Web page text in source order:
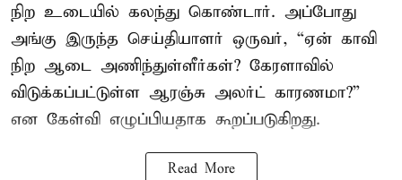
நிற உடையில் கலந்து கொண்டார். அப்போது
அங்கு இருந்த செய்தியாளர் ஒருவர், “ஏன் காவி
நிற ஆடை அணிந்துள்ளீர்கள்? கேரளாவில்
விடுக்கப்பட்டுள்ள ஆரஞ்சு அலர்ட் காரணமா?”
என கேள்வி எழுப்பியதாக கூறப்படுகிறது.
Read More